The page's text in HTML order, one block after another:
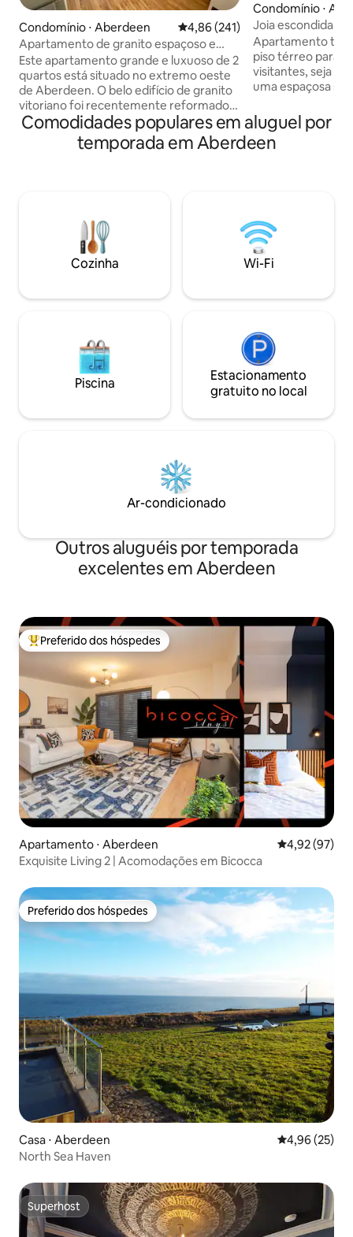
Condomínio ⋅ Aberdeen 4,86 de uma avaliação média de
4,86 (241)
Apartamento de granito espaçoso e
luxuoso nº 2 (superior)
Este apartamento grande e luxuoso de 2
quartos está situado no extremo oeste
de Aberdeen. O belo edifício de granito
vitoriano foi recentemente reformado
para um alto padrão. Cozinha moderna
em plano aberto espaçoso e sala de
estar com área de jantar com janela
casal na sala. Estacionamento gratuito
na rua disponível para um carro. A uma
curta distância a pé de dois grandes
parques, lojas, restaurantes, centro da
Condomínio ⋅
Joia escondida -
Estacionamento
de fibra
Apartamento
piso térreo para
visitantes, seja a
uma espaçosa
aplicativos de
fibra ultrarrápida
aquecimento
áreas de
distância, a
minutos de táxi e
minutos.
Comodidades populares em aluguel por
temporada em Aberdeen
Cozinha Wi-Fi
Piscina
Estacionamento
gratuito no local
Ar-condicionado
Outros aluguéis por temporada
excelentes em Aberdeen
Entre os melhores preferidos dos hóspedes
Preferido dos hóspedes
Apartamento ⋅ Aberdeen 4,92 de uma
4,92 (97)
Exquisite Living 2 | Acomodações em Bicocca
Preferido dos hóspedes
Preferido dos hóspedes
Casa ⋅ Aberdeen 4,96 de uma
4,96 (25)
North Sea Haven
Superhost
Superhost